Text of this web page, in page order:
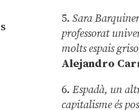
5.Sara
professorat
molts espais
Alejandro
6.Espadà, un
capitalisme és